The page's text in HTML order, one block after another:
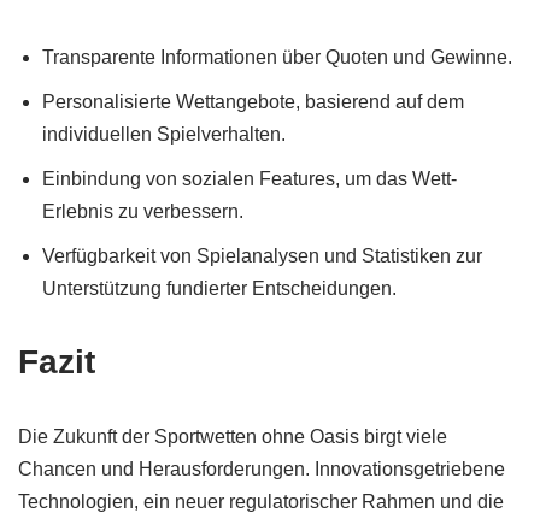
Transparente Informationen über Quoten und Gewinne.
Personalisierte Wettangebote, basierend auf dem
individuellen Spielverhalten.
Einbindung von sozialen Features, um das Wett-
Erlebnis zu verbessern.
Verfügbarkeit von Spielanalysen und Statistiken zur
Unterstützung fundierter Entscheidungen.
Fazit
Die Zukunft der Sportwetten ohne Oasis birgt viele
Chancen und Herausforderungen. Innovationsgetriebene
Technologien, ein neuer regulatorischer Rahmen und die